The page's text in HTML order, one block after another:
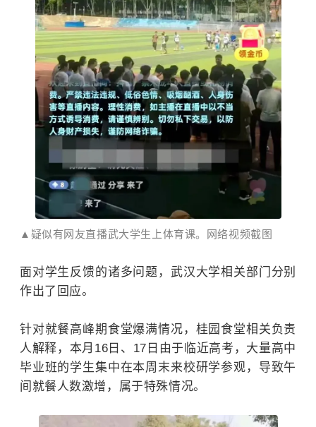
▲疑似有网友直播武大学生上体育课。网络视频截图
面对学生反馈的诸多问题， 武汉大学相关部门分别
作出了回应。
针对就餐高峰期食堂爆满情况，桂园食堂相关负责
人解释，本月16日、17日由于临近高考，大量高中
毕业班的学生集中在本周末来校研学参观，导致午
间就餐人数激增，属于特殊情况。